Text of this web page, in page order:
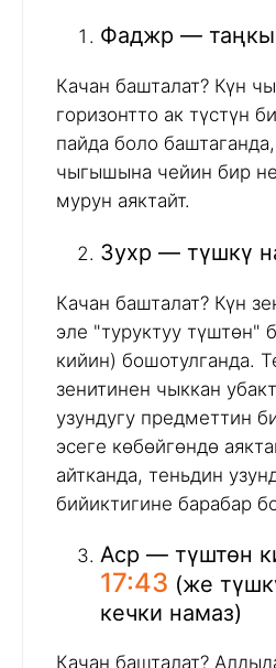
Фаджр — таңкы
Качан башталат? Күн
горизонтто ак түстүн
пайда боло
чыгышына чейин бир
мурун аяктайт.
Зухр — түшкү
Качан башталат? Күн
эле "туруктуу түштөн"
кийин) бошотулганда.
зенитинен чыккан
узундугу предметтин
эсеге көбөйгөндө
айтканда, теньдин
бийиктигине барабар
Аср — түштөн
17:43 (же
кечки намаз)
Качан башталат?